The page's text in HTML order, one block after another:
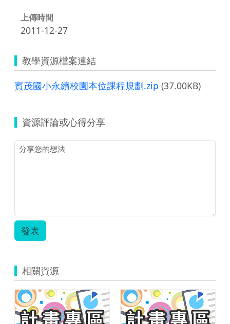
上傳時間
2011-12-27
教學資源檔案連結
賓茂國小永續校園本位課程規劃.zip (37.00KB)
資源評論或心得分享
發表
相關資源